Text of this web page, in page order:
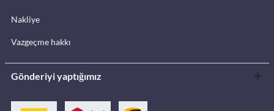
Nakliye
Vazgeçme hakkı
Gönderiyi yaptığımız